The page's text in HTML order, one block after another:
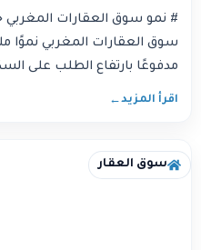
# نمو سوق العقارات المغربي
سوق العقارات المغربي نموًا
مدفوعًا بارتفاع الطلب على
اقرأ المزيد←
سوق العقار